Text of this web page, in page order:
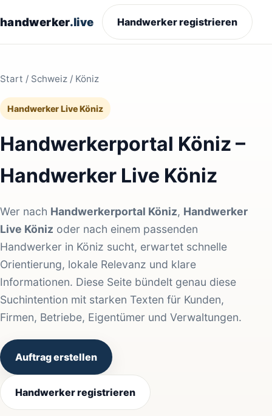
handwerker.live Handwerker registrieren
Start / Schweiz / Köniz
Handwerker Live Köniz
Handwerkerportal Köniz –
Handwerker Live Köniz
Wer nach Handwerkerportal Köniz, Handwerker
Live Köniz oder nach einem passenden
Handwerker in Köniz sucht, erwartet schnelle
Orientierung, lokale Relevanz und klare
Informationen. Diese Seite bündelt genau diese
Suchintention mit starken Texten für Kunden,
Firmen, Betriebe, Eigentümer und Verwaltungen.
Auftrag erstellen
Handwerker registrieren